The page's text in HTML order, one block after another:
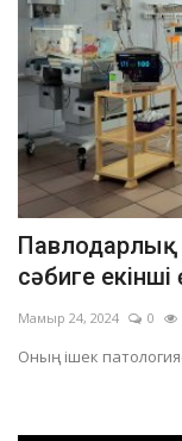
Павлодарлық
сәбиге
Мамыр 24, 2024 0
Оның ішек